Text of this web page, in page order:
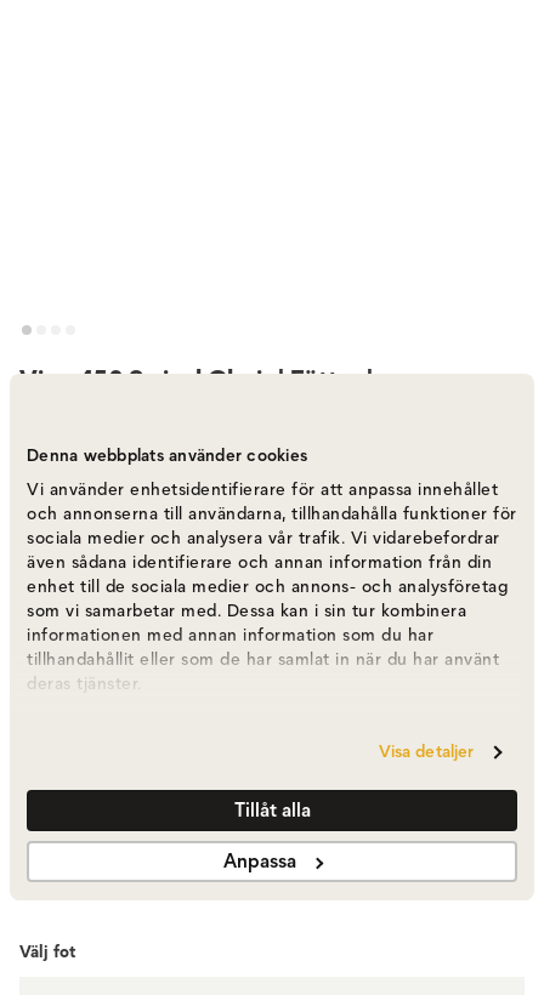
Denna webbplats använder cookies
Vi använder enhetsidentifierare för att anpassa innehållet
och annonserna till användarna, tillhandahålla funktioner för
sociala medier och analysera vår trafik. Vi vidarebefordrar
även sådana identifierare och annan information från din
enhet till de sociala medier och annons- och analysföretag
som vi samarbetar med. Dessa kan i sin tur kombinera
informationen med annan information som du har
tillhandahållit eller som de har samlat in när du har använt
deras tjänster.
Visa detaljer
Tillåt alla
Anpassa
Vipp 452 Swivel Chair | Fötter |
Varumärke:Vipp
Välj färgPulverlackat aluminium | Svart läder
Pulverlackat aluminium | Svart läder
11 495 kr
Fåtal i lager
Polerat aluminium | Grönt läder
Polerat aluminium | Svart läder
Visa fler +1
Välj fot